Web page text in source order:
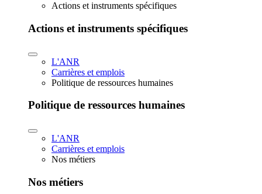
Actions et instruments spécifiques
Actions et instruments spécifiques
L'ANR
Carrières et emplois
Politique de ressources humaines
Politique de ressources humaines
L'ANR
Carrières et emplois
Nos métiers
Nos métiers